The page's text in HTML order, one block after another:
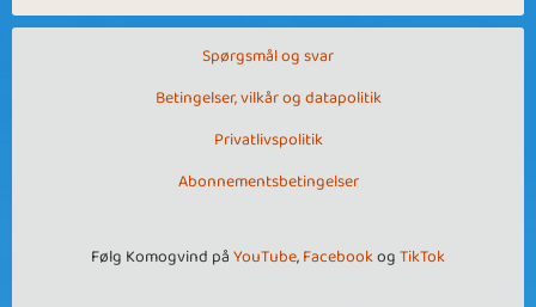
Spørgsmål og svar
Betingelser, vilkår og datapolitik
Privatlivspolitik
Abonnementsbetingelser
Følg Komogvind påYouTube,FacebookogTikTok